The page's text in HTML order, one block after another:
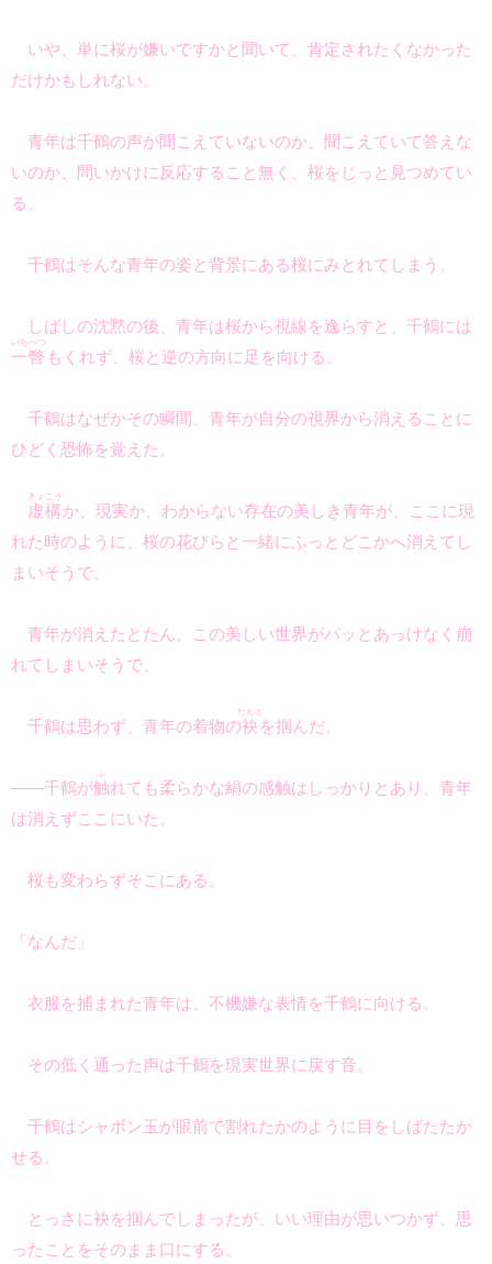
いや、単に桜が嫌いですかと聞いて、肯定されたくなかった
だけかもしれない。
青年は千鶴の声が聞こえていないのか、聞こえていて答えな
いのか、問いかけに反応すること無く、桜をじっと見つめてい
る。
千鶴はそんな青年の姿と背景にある桜にみとれてしまう。
しばしの沈黙の後、青年は桜から視線を逸らすと、千鶴には
一瞥
いちべつ
もくれず、桜と逆の方向に足を向ける。
千鶴はなぜかその瞬間、青年が自分の視界から消えることに
ひどく恐怖を覚えた。
虚構
きょこう
か、現実か、わからない存在の美しき青年が、ここに現
れた時のように、桜の花びらと一緒にふっとどこかへ消えてし
まいそうで、
青年が消えたとたん、この美しい世界がパッとあっけなく崩
れてしまいそうで、
千鶴は思わず、青年の着物の袂
たもと
を掴んだ。
――千鶴が触
ふ
れても柔らかな絹の感触はしっかりとあり、青年
は消えずここにいた。
桜も変わらずそこにある。
「なんだ」
衣服を捕まれた青年は、不機嫌な表情を千鶴に向ける。
その低く通った声は千鶴を現実世界に戻す音。
千鶴はシャボン玉が眼前で割れたかのように目をしばたたか
せる。
とっさに袂を掴んでしまったが、いい理由が思いつかず、思
ったことをそのまま口にする。